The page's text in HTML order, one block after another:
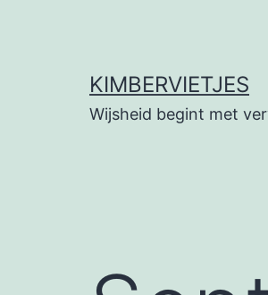
KIMBERVIETJES
Wijsheid begint met